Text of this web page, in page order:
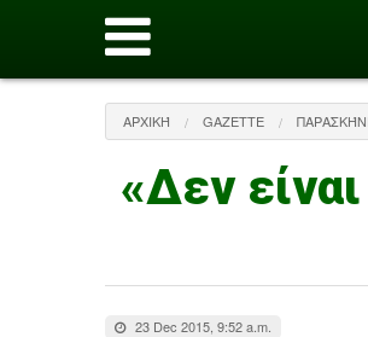
ΑΡΧΙΚΉ GAZETTE
«Δεν
23 Dec 2015, 9:52 a.m.